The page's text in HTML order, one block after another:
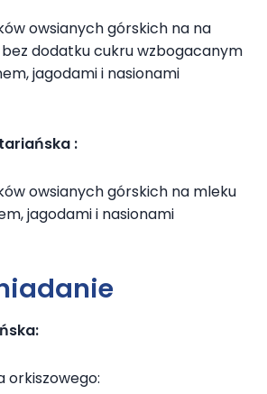
owsianych górskich na na
dodatku cukru wzbogacanym
jagodami i nasionami
:
owsianych górskich na mleku
jagodami i nasionami
orkiszowego: